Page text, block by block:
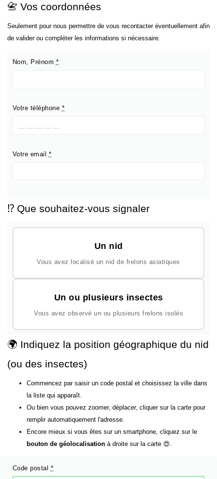
📇 Vos coordonnées
Seulement pour nous permettre de vous recontacter éventuellement afin
de valider ou compléter les informations si nécessaire.
Nom, Prénom *
Votre téléphone *
Votre email *
⁉️ Que souhaitez-vous signaler
Un nid
Vous avez localisé un nid de frelons asiatiques
Un ou plusieurs insectes
Vous avez observé un ou plusieurs frelons isolés
🌍 Indiquez la position géographique du nid
(ou des insectes)
Commencez par saisir un code postal et choisissez la ville dans
la liste qui apparaît.
Ou bien vous pouvez zoomer, déplacer, cliquer sur la carte pour
remplir automatiquement l'adresse.
Encore mieux si vous êtes sur un smartphone, cliquez sur le
bouton de géolocalisation à droite sur la carte 😍.
Code postal *